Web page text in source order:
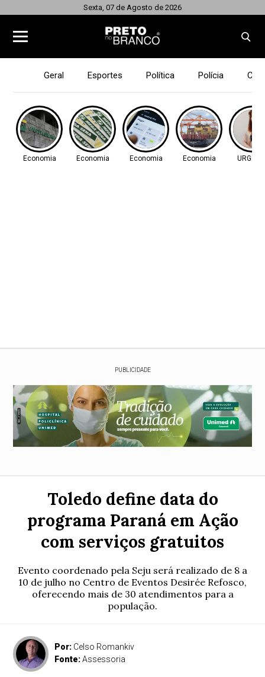
Sexta, 07 de Agosto de 2026
Geral Esportes Política Polícia
Economia Economia Economia Economia
PUBLICIDADE
Toledo define data do
programa Paraná em Ação
com serviços gratuitos
Evento coordenado pela Seju será realizado de 8 a
10 de julho no Centro de Eventos Desirée Refosco,
oferecendo mais de 30 atendimentos para a
população.
Por: Celso Romankiv
Fonte:Assessoria